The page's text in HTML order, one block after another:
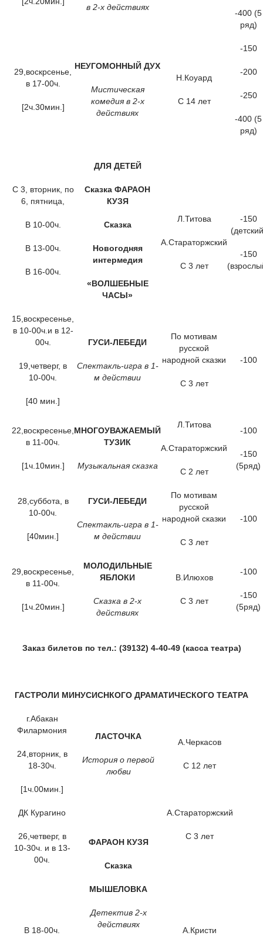
в 2-х действиях
-400 (5
ряд)
29,воскрсенье,
в 17-00ч.
[2ч.30мин.]
НЕУГОМОННЫЙ ДУХ
Мистическая
комедия в 2-х
действиях
Н.Коуард
С 14 лет
-150
-200
-250
-400 (5
ряд)
ДЛЯ ДЕТЕЙ
С 3, вторник, по
6, пятница,
В 10-00ч.
В 13-00ч.
В 16-00ч.
Сказка ФАРАОН
КУЗЯ
Сказка
Новогодняя
интермедия
«ВОЛШЕБНЫЕ
ЧАСЫ»
Л.Титова
А.Стараторжский
С 3 лет
-150
-150
15,воскресенье,
в 10-00ч.и в 12-
00ч.
19,четверг, в
10-00ч.
[40 мин.]
ГУСИ-ЛЕБЕДИ
Спектакль-игра в 1-
м действии
По мотивам
русской
народной сказки
С 3 лет
-100
22,воскресенье,
в 11-00ч.
[1ч.10мин.]
МНОГОУВАЖАЕМЫЙ
ТУЗИК
Музыкальная сказка
Л.Титова
А.Стараторжский
С 2 лет
-100
-150
(5ряд)
28,суббота, в
10-00ч.
[40мин.]
ГУСИ-ЛЕБЕДИ
Спектакль-игра в 1-
м действии
По мотивам
русской
народной сказки
С 3 лет
-100
29,воскресенье,
в 11-00ч.
[1ч.20мин.]
МОЛОДИЛЬНЫЕ
ЯБЛОКИ
Сказка в 2-х
действиях
В.Илюхов
С 3 лет
-100
-150
(5ряд)
Заказ билетов по тел.: (39132) 4-40-49 (касса театра)
ГАСТРОЛИ МИНУСИСНКОГО ДРАМАТИЧЕСКОГО ТЕАТРА
г.Абакан
Филармония
24,вторник, в
18-30ч.
[1ч.00мин.]
ЛАСТОЧКА
История о первой
любви
А.Черкасов
С 12 лет
ДК Курагино
26,четверг, в
10-30ч. и в 13-
00ч.
В 18-00ч.
ФАРАОН КУЗЯ
Сказка
МЫШЕЛОВКА
Детектив 2-х
действиях
А.Стараторжский
С 3 лет
А.Кристи